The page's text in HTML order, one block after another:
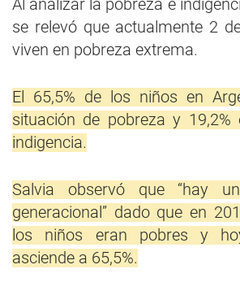
Al analizar la pobreza e
se relevó que actualmente 2
viven en pobreza extrema.
El 65,5% de los niños en
situación de pobreza y 19,2%
indigencia.
Salvia observó que “hay
generacional” dado que en
los niños eran pobres y
asciende a 65,5%.